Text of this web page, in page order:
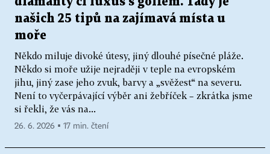
našich 25 tipů na zajímavá místa u
moře
Někdo miluje divoké útesy, jiný dlouhé písečné pláže.
Někdo si moře užije nejraději v teple na evropském
jihu, jiný zase jeho zvuk, barvy a „svěžest“ na severu.
Není to vyčerpávající výběr ani žebříček – zkrátka jsme
si řekli, že vás na...
26. 6. 2026 ▪ 17 min. čtení